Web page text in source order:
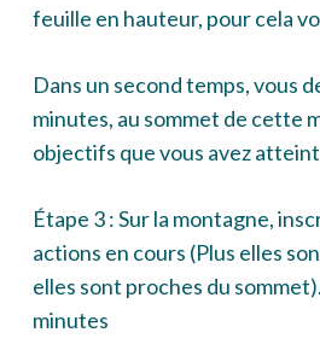
feuille en hauteur, pour cela
Dans un second temps, vous
minutes, au sommet de cette
objectifs que vous avez
Étape 3 : Sur la montagne,
actions en cours (Plus elles
elles sont proches du
minutes